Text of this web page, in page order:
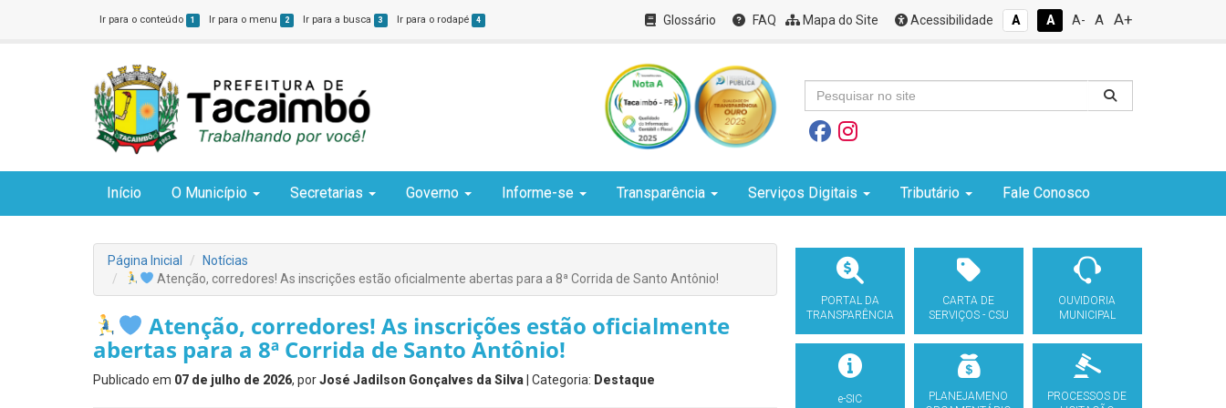
Ir para o conteúdo 1 Ir para o menu 2 Ir para a busca 3 Ir para o rodapé 4 Glossário FAQ Mapa do Site Acessibilidade A A A- A A+
Início O Município Secretarias Governo Informe-se Transparência Serviços Digitais Tributário Fale Conosco
Página Inicial
Notícias
Atenção, corredores! As inscrições estão oficialmente abertas para a 8ª Corrida de Santo Antônio!
Atenção, corredores! As inscrições estão oficialmente
abertas para a 8ª Corrida de Santo Antônio!
Publicado em 07 de julho de 2026, porJosé Jadilson Gonçalves da Silva | Categoria: Destaque
PORTAL DA
TRANSPARÊNCIA
CARTA DE
SERVIÇOS - CSU
OUVIDORIA
MUNICIPAL
e-SIC
PLANEJAMENO
PROCESSOS DE